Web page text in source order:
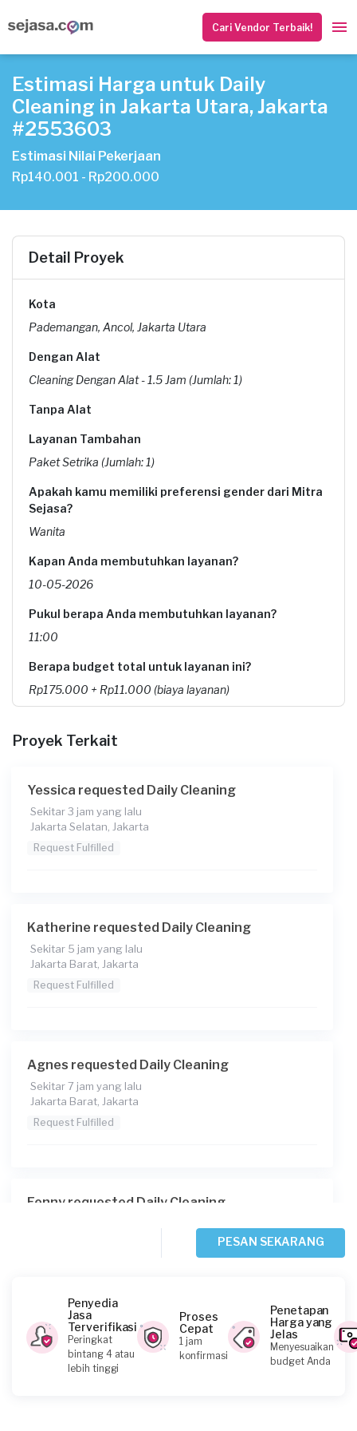
Cari Vendor Terbaik!
Estimasi Harga untuk Daily
Cleaning in Jakarta Utara, Jakarta
#2553603
Estimasi Nilai Pekerjaan
Rp140.001 - Rp200.000
Detail Proyek
Kota
Pademangan, Ancol, Jakarta Utara
Dengan Alat
Cleaning Dengan Alat - 1.5 Jam (Jumlah: 1)
Tanpa Alat
Layanan Tambahan
Paket Setrika (Jumlah: 1)
Apakah kamu memiliki preferensi gender dari Mitra
Sejasa?
Wanita
Kapan Anda membutuhkan layanan?
10-05-2026
Pukul berapa Anda membutuhkan layanan?
11:00
Berapa budget total untuk layanan ini?
Rp175.000 + Rp11.000 (biaya layanan)
Proyek Terkait
Yessica requested Daily Cleaning
Sekitar 3 jam yang lalu
Jakarta Selatan, Jakarta
Request Fulfilled
Katherine requested Daily Cleaning
Sekitar 5 jam yang lalu
Jakarta Barat, Jakarta
Request Fulfilled
Agnes requested Daily Cleaning
Sekitar 7 jam yang lalu
Jakarta Barat, Jakarta
Request Fulfilled
Fenny requested Daily Cleaning
Claudia requested Daily Cleaning
Sekitar 8 jam yang lalu
Jakarta Timur, Jakarta
PESAN SEKARANG
Penyedia
Jasa
Terverifikasi
Peringkat
bintang 4 atau
lebih tinggi
Proses
Cepat
1 jam
konfirmasi
Penetapan
Harga yang
Jelas
Menyesuaikan
budget Anda